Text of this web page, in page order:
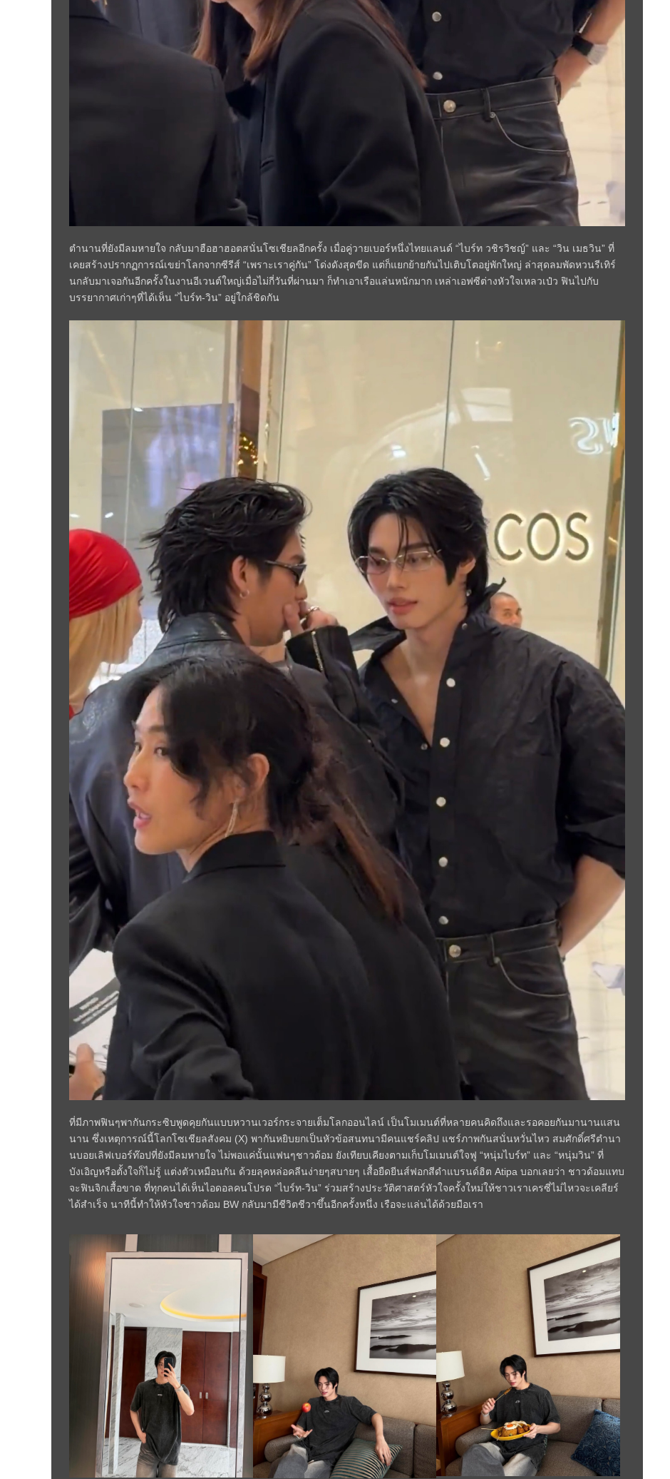
ตำนานที่ยังมีลมหายใจ กลับมาฮือฮาฮอตสนั่นโซเชียลอีกครั้ง เมื่อคู่วายเบอร์หนึ่งไทยแลนด์ “ไบร์ท วชิรวิชญ์” และ “วิน เมธวิน” ที่
เคยสร้างปรากฏการณ์เขย่าโลกจากซีรีส์ “เพราะเราคู่กัน” โด่งดังสุดขีด แต่ก็แยกย้ายกันไปเติบโตอยู่พักใหญ่ ล่าสุดลมพัดหวนรีเทิร์
นกลับมาเจอกันอีกครั้งในงานอีเวนต์ใหญ่เมื่อไม่กี่วันที่ผ่านมา ก็ทำเอาเรือแล่นหนักมาก เหล่าเอฟซีต่างหัวใจเหลวเป๋ว ฟินไปกับ
บรรยากาศเก่าๆที่ได้เห็น “ไบร์ท-วิน” อยู่ใกล้ชิดกัน
ที่มีภาพฟินๆพากันกระซิบพูดคุยกันแบบหวานเวอร์กระจายเต็มโลกออนไลน์ เป็นโมเมนต์ที่หลายคนคิดถึงและรอคอยกันมานานแสน
นาน ซึ่งเหตุการณ์นี้โลกโซเชียลสังคม (X) พากันหยิบยกเป็นหัวข้อสนทนามีคนแชร์คลิป แชร์ภาพกันสนั่นหวั่นไหว สมศักดิ์ศรีตำนา
นบอยเลิฟเบอร์ท๊อปที่ยังมีลมหายใจ ไม่พอแค่นั้นแฟนๆชาวด้อม ยังเทียบเคียงตามเก็บโมเมนต์ใจฟู “หนุ่มไบร์ท” และ “หนุ่มวิน” ที่
บังเอิญหรือตั้งใจก็ไม่รู้ แต่งตัวเหมือนกัน ด้วยลุคหล่อคลีนง่ายๆสบายๆ เสื้อยืดยีนส์ฟอกสีดำแบรนด์ฮิต Atipa บอกเลยว่า ชาวด้อมแทบ
จะฟินจิกเสื้อขาด ที่ทุกคนได้เห็นไอดอลคนโปรด “ไบร์ท-วิน” ร่วมสร้างประวัติศาสตร์หัวใจครั้งใหม่ให้ชาวเราเครซี่ไม่ไหวจะเคลียร์
ได้สำเร็จ นาทีนี้ทำให้หัวใจชาวด้อม BW กลับมามีชีวิตชีวาขึ้นอีกครั้งหนึ่ง เรือจะแล่นได้ด้วยมือเรา